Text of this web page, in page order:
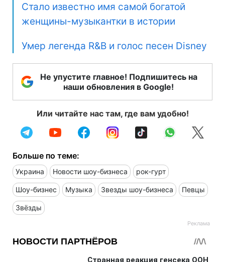
Стало известно имя самой богатой
женщины-музыкантки в истории
Умер легенда R&B и голос песен Disney
Не упустите главное! Подпишитесь на
наши обновления в Google!
Или читайте нас там, где вам удобно!
Больше по теме:
Украина Новости шоу-бизнеса рок-гурт
Шоу-бизнес Музыка Звезды шоу-бизнеса Певцы
Звёзды